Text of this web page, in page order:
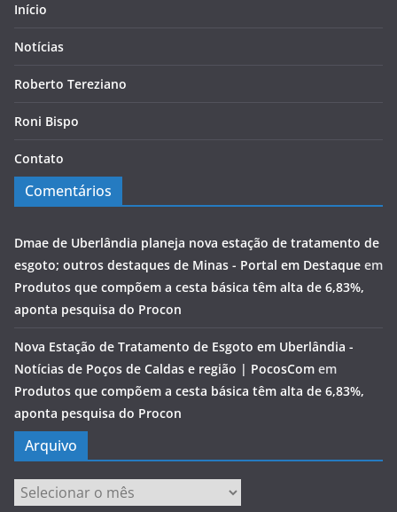
Início
Notícias
Roberto Tereziano
Roni Bispo
Contato
Comentários
Dmae de Uberlândia planeja nova estação de tratamento de
esgoto; outros destaques de Minas - Portal em Destaque em
Produtos que compõem a cesta básica têm alta de 6,83%,
aponta pesquisa do Procon
Nova Estação de Tratamento de Esgoto em Uberlândia -
Notícias de Poços de Caldas e região | PocosCom em
Produtos que compõem a cesta básica têm alta de 6,83%,
aponta pesquisa do Procon
Arquivo
Arquivo